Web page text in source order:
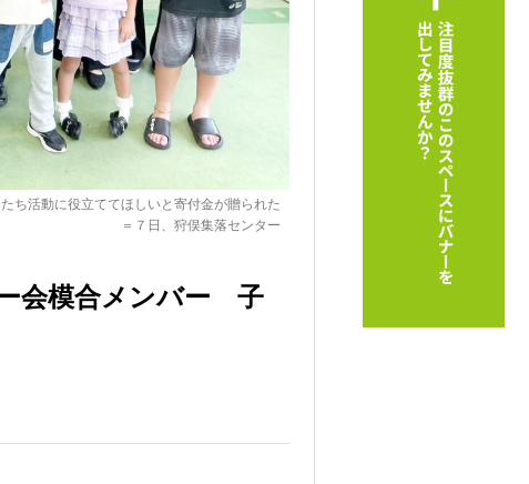
ち活動に役立ててほしいと寄付金が贈られた
＝７日、狩俣集落センター
会模合メンバー 子